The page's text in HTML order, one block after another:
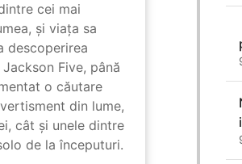
cei mai
și viața sa
descoperirea
Five, până
o căutare
din lume,
cât și unele dintre
de la începuturi.